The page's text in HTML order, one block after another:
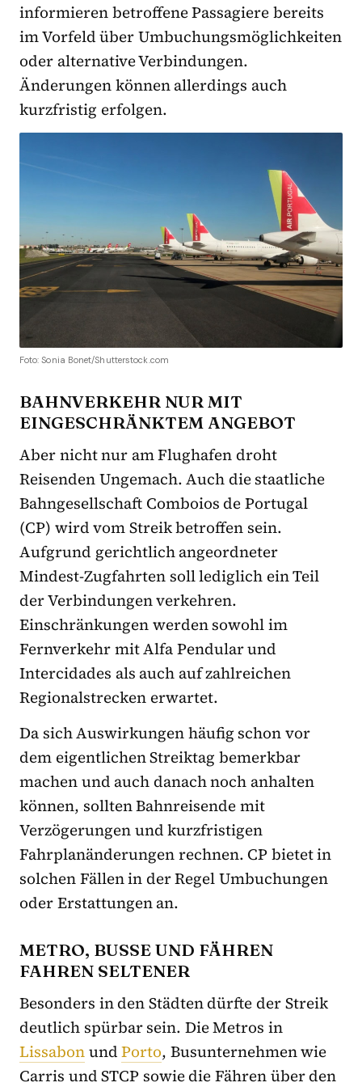
informieren betroffene Passagiere bereits
im Vorfeld über Umbuchungsmöglichkeiten
oder alternative Verbindungen.
Änderungen können allerdings auch
kurzfristig erfolgen.
Foto: Sonia Bonet/Shutterstock.com
BAHNVERKEHR NUR MIT
EINGESCHRÄNKTEM ANGEBOT
Aber nicht nur am Flughafen droht
Reisenden Ungemach. Auch die staatliche
Bahngesellschaft Comboios de Portugal
(CP) wird vom Streik betroffen sein.
Aufgrund gerichtlich angeordneter
Mindest-Zugfahrten soll lediglich ein Teil
der Verbindungen verkehren.
Einschränkungen werden sowohl im
Fernverkehr mit Alfa Pendular und
Intercidades als auch auf zahlreichen
Regionalstrecken erwartet.
Da sich Auswirkungen häufig schon vor
dem eigentlichen Streiktag bemerkbar
machen und auch danach noch anhalten
können, sollten Bahnreisende mit
Verzögerungen und kurzfristigen
Fahrplanänderungen rechnen. CP bietet in
solchen Fällen in der Regel Umbuchungen
oder Erstattungen an.
METRO, BUSSE UND FÄHREN
FAHREN SELTENER
Besonders in den Städten dürfte der Streik
deutlich spürbar sein. Die Metros in
LissabonundPorto, Busunternehmen wie
Carris und STCP sowie die Fähren über den